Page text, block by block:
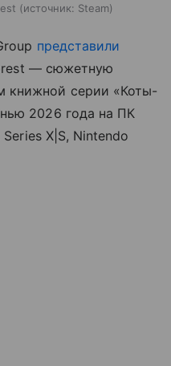
источник: Steam
представили
— сюжетную
книжной серии «Коты-
2026 года на ПК
X|S, Nintendo